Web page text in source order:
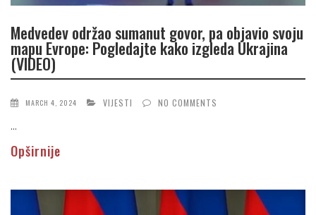
Medvedev održao sumanut govor, pa objavio svoju
mapu Evrope: Pogledajte kako izgleda Ukrajina
(VIDEO)
MARCH 4, 2024 VIJESTI NO COMMENTS
...
Opširnije